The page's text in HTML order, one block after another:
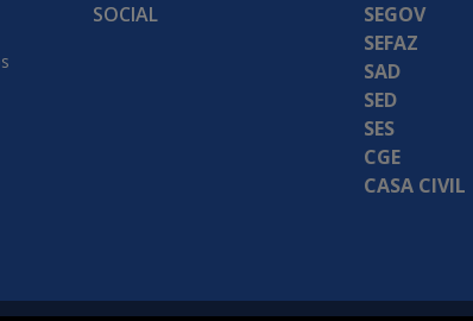
SOCIAL
SEGOV
SEFAZ
SAD
SED
SES
CGE
CASA CIVIL